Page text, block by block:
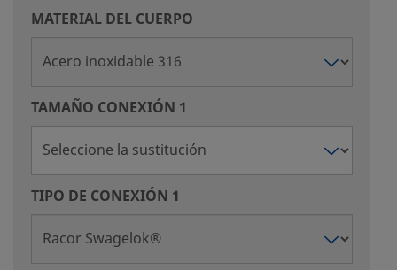
MATERIAL DEL CUERPO
TAMAÑO CONEXIÓN 1
TIPO DE CONEXIÓN 1